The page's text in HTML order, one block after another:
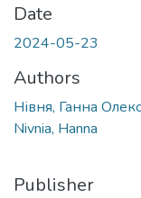
Date
2024-05-23
Authors
Нівня, Ганна
Nivnia, Hanna
Publisher